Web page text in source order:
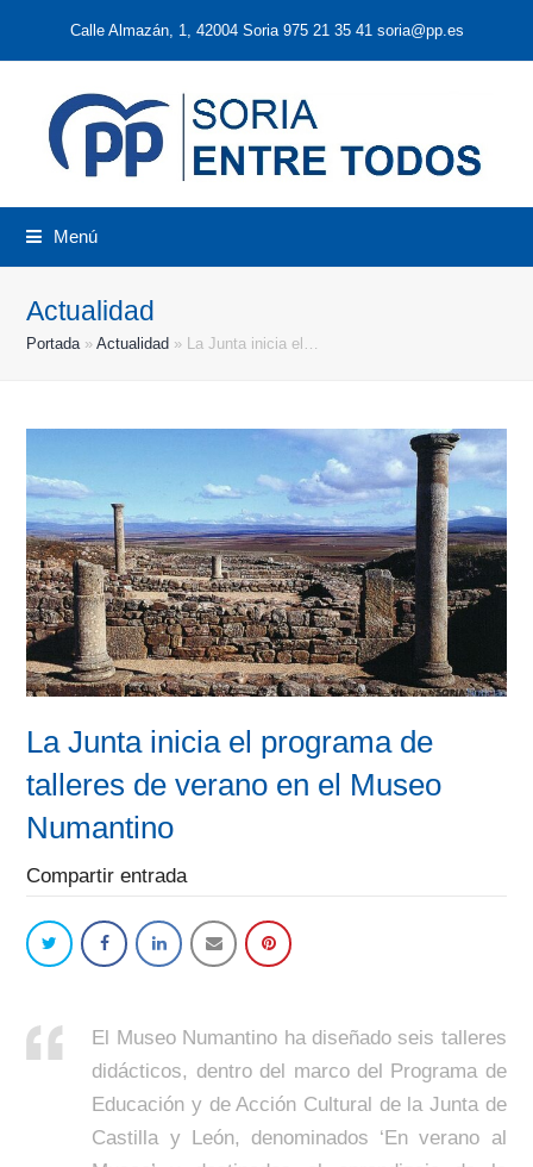
Calle Almazán, 1, 42004 Soria 975 21 35 41 soria@pp.es
Menú
Actualidad
Portada»Actualidad » La Junta inicia el…
La Junta inicia el programa de
talleres de verano en el Museo
Numantino
Compartir entrada
El Museo Numantino ha diseñado seis talleres
didácticos, dentro del marco del Programa de
Educación y de Acción Cultural de la Junta de
Castilla y León, denominados ‘En verano al